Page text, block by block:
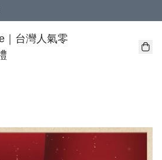
惠！（適用於 本地送貨、本地取貨 )
｜台灣人氣零